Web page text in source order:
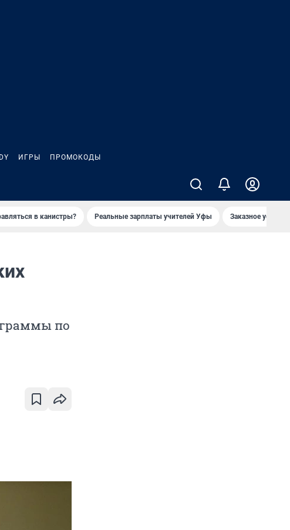
ИГРЫ ПРОМОКОДЫ
в канистры? Реальные зарплаты учителей Уфы Заказное
по